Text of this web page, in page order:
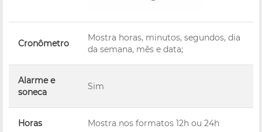
Cronômetro
Mostra horas, minutos, segundos, dia
da semana, mês e data;
Alarme e
soneca
Sim
Horas Mostra nos formatos 12h ou 24h